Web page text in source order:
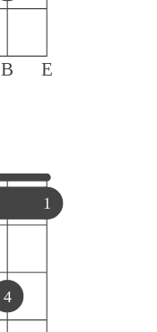
B E
1
4